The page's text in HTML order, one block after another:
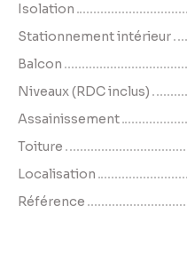
Isolation
Stationnement intérieur
Balcon
Niveaux (RDC inclus)
Assainissement
Toiture
Localisation
Référence